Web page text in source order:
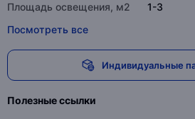
Площадь освещения, м2
1-3
Посмотреть все
Индивидуальные
Полезные ссылки